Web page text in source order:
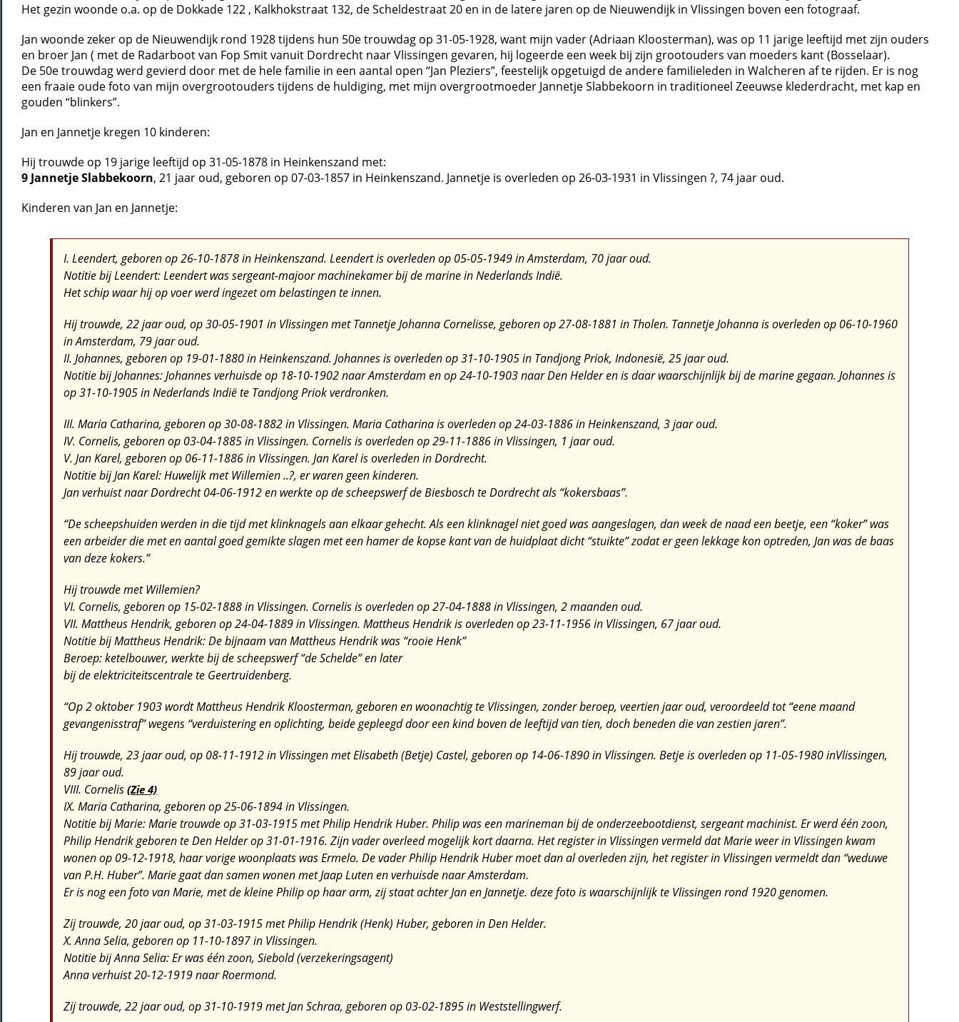
Het gezin woonde o.a. op de Dokkade 122 , Kalkhokstraat 132, de Scheldestraat 20 en in de latere jaren op de Nieuwendijk in Vlissingen boven een fotograaf.
Jan woonde zeker op de Nieuwendijk rond 1928 tijdens hun 50e trouwdag op 31-05-1928, want mijn vader (Adriaan Kloosterman), was op 11 jarige leeftijd met zijn ouders
en broer Jan ( met de Radarboot van Fop Smit vanuit Dordrecht naar Vlissingen gevaren, hij logeerde een week bij zijn grootouders van moeders kant (Bosselaar).
De 50e trouwdag werd gevierd door met de hele familie in een aantal open “Jan Pleziers”, feestelijk opgetuigd de andere familieleden in Walcheren af te rijden. Er is nog
een fraaie oude foto van mijn overgrootouders tijdens de huldiging, met mijn overgrootmoeder Jannetje Slabbekoorn in traditioneel Zeeuwse klederdracht, met kap en
gouden “blinkers”.
Jan en Jannetje kregen 10 kinderen:
Hij trouwde op 19 jarige leeftijd op 31-05-1878 in Heinkenszand met:
9 Jannetje Slabbekoorn, 21 jaar oud, geboren op 07-03-1857 in Heinkenszand. Jannetje is overleden op 26-03-1931 in Vlissingen ?, 74 jaar oud.
Kinderen van Jan en Jannetje:
I. Leendert, geboren op 26-10-1878 in Heinkenszand. Leendert is overleden op 05-05-1949 in Amsterdam, 70 jaar oud.
Notitie bij Leendert:Leendert was sergeant-majoor machinekamer bij de marine in Nederlands Indië.
Het schip waar hij op voer werd ingezet om belastingen te innen.
Hij trouwde, 22 jaar oud, op 30-05-1901 in Vlissingen metTannetje Johanna Cornelisse, geboren op 27-08-1881 in Tholen. Tannetje Johanna is overleden op 06-10-1960
in Amsterdam, 79 jaar oud.
II. Johannes, geboren op 19-01-1880 in Heinkenszand. Johannes is overleden op 31-10-1905 in Tandjong Priok, Indonesië, 25 jaar oud.
Notitie bij Johannes:Johannes verhuisde op 18-10-1902 naar Amsterdam en op 24-10-1903 naar Den Helder en is daar waarschijnlijk bij de marine gegaan. Johannes is
op 31-10-1905 in Nederlands Indië te Tandjong Priok verdronken.
III. Maria Catharina, geboren op 30-08-1882 in Vlissingen. Maria Catharina is overleden op 24-03-1886 in Heinkenszand, 3 jaar oud.
IV. Cornelis, geboren op 03-04-1885 in Vlissingen. Cornelis is overleden op 29-11-1886 in Vlissingen, 1 jaar oud.
V. Jan Karel, geboren op 06-11-1886 in Vlissingen. Jan Karel is overleden in Dordrecht.
Notitie bij Jan Karel:Huwelijk met Willemien ..?, er waren geen kinderen.
Jan verhuist naar Dordrecht 04-06-1912 en werkte op de scheepswerf de Biesbosch te Dordrecht als “kokersbaas”.
“De scheepshuiden werden in die tijd met klinknagels aan elkaar gehecht. Als een klinknagel niet goed was aangeslagen, dan week de naad een beetje, een “koker” was
een arbeider die met en aantal goed gemikte slagen met een hamer de kopse kant van de huidplaat dicht “stuikte” zodat er geen lekkage kon optreden, Jan was de baas
van deze kokers.”
Hij trouwde metWillemien?
VI. Cornelis, geboren op 15-02-1888 in Vlissingen. Cornelis is overleden op 27-04-1888 in Vlissingen, 2 maanden oud.
VII. Mattheus Hendrik, geboren op 24-04-1889 in Vlissingen. Mattheus Hendrik is overleden op 23-11-1956 in Vlissingen, 67 jaar oud.
Notitie bij Mattheus Hendrik:De bijnaam van Mattheus Hendrik was “rooie Henk”
Beroep: ketelbouwer, werkte bij de scheepswerf “de Schelde” en later
bij de elektriciteitscentrale te Geertruidenberg.
“Op 2 oktober 1903 wordt Mattheus Hendrik Kloosterman, geboren en woonachtig te Vlissingen, zonder beroep, veertien jaar oud, veroordeeld tot “eene maand
gevangenisstraf” wegens “verduistering en oplichting, beide gepleegd door een kind boven de leeftijd van tien, doch beneden die van zestien jaren”.
Hij trouwde, 23 jaar oud, op 08-11-1912 in Vlissingen metElisabeth (Betje) Castel, geboren op 14-06-1890 in Vlissingen. Betje is overleden op 11-05-1980 inVlissingen,
89 jaar oud.
VIII. Cornelis (Zie 4)
IX. Maria Catharina, geboren op 25-06-1894 in Vlissingen.
Notitie bij Marie:Marie trouwde op 31-03-1915 met Philip Hendrik Huber. Philip was een marineman bij de onderzeebootdienst, sergeant machinist. Er werd één zoon,
Philip Hendrik geboren te Den Helder op 31-01-1916. Zijn vader overleed mogelijk kort daarna. Het register in Vlissingen vermeld dat Marie weer in Vlissingen kwam
wonen op 09-12-1918, haar vorige woonplaats was Ermelo. De vader Philip Hendrik Huber moet dan al overleden zijn, het register in Vlissingen vermeldt dan “weduwe
van P.H. Huber”. Marie gaat dan samen wonen met Jaap Luten en verhuisde naar Amsterdam.
Er is nog een foto van Marie, met de kleine Philip op haar arm, zij staat achter Jan en Jannetje. deze foto is waarschijnlijk te Vlissingen rond 1920 genomen.
Zij trouwde, 20 jaar oud, op 31-03-1915 metPhilip Hendrik (Henk) Huber, geboren in Den Helder.
X. Anna Selia, geboren op 11-10-1897 in Vlissingen.
Notitie bij Anna Selia:Er was één zoon, Siebold (verzekeringsagent)
Anna verhuist 20-12-1919 naar Roermond.
Zij trouwde, 22 jaar oud, op 31-10-1919 metJan Schraa, geboren op 03-02-1895 in Weststellingwerf.